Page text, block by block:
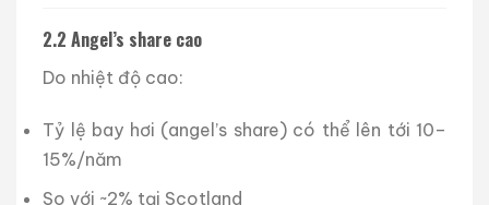
2.2 Angel’s share cao
Do nhiệt độ cao:
Tỷ lệ bay hơi (angel’s share) có thể lên tới 10–
15%/năm
So với ~2% tại Scotland